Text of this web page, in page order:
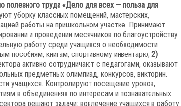
полезного труда «Дело для всех — польза для
уборку классных помещений, мастерских,
работы на пришкольном участке. Принимают
и проведении месячников по благоустройству
работу среди учащихся о необходимости
пособиям, книгам, спортивному инвентарю; 2)
активно сотрудничают с педагогами, оказывают
предметных олимпиад, конкурсов, викторин.
учащихся. Контролируют посещение уроков,
в объединениях по интересам и познавательных
решают задачи: вовлечение учащихся в работу